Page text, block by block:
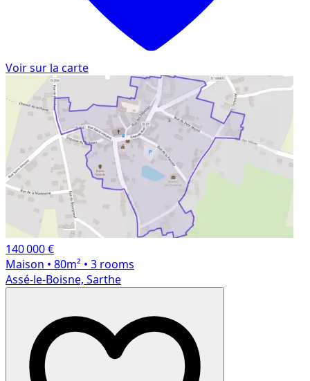
Voir sur la carte
140 000 €
Maison • 80m² • 3 rooms
Assé-le-Boisne, Sarthe